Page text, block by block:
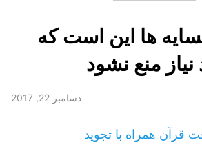
ها اين است كه
منع نشود
دسامبر 22, 2017
قرآن همراه با تجوید